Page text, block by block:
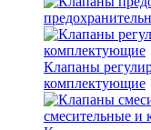
Клапаны
комплектующие